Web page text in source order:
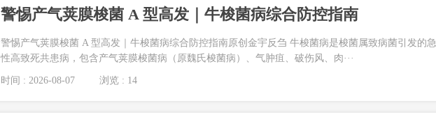
警惕产气荚膜梭菌 A 型高发｜牛梭菌病综合防控指南
警惕产气荚膜梭菌 A 型高发｜牛梭菌病综合防控指南原创金宇反刍 牛梭菌病是梭菌属致病菌引发的急
性高致死共患病，包含产气荚膜梭菌病（原魏氏梭菌病）、气肿疽、破伤风、肉···
时间 : 2026-08-07 浏览 : 14